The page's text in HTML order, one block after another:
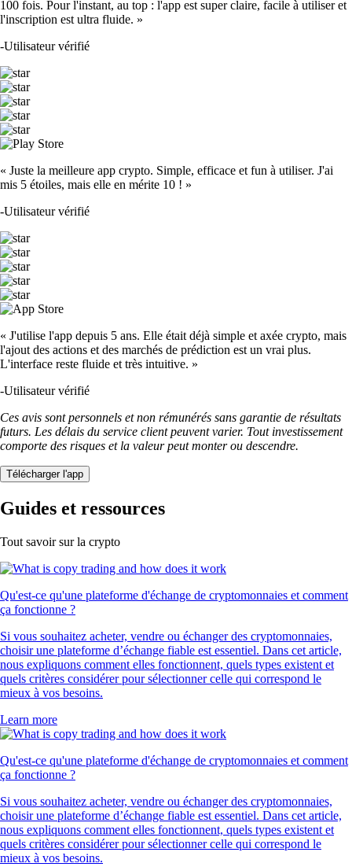
100 fois. Pour l'instant, au top : l'app est super claire, facile à utiliser et
l'inscription est ultra fluide. »
-Utilisateur vérifié
« Juste la meilleure app crypto. Simple, efficace et fun à utiliser. J'ai
mis 5 étoiles, mais elle en mérite 10 ! »
-Utilisateur vérifié
« J'utilise l'app depuis 5 ans. Elle était déjà simple et axée crypto, mais
l'ajout des actions et des marchés de prédiction est un vrai plus.
L'interface reste fluide et très intuitive. »
-Utilisateur vérifié
Ces avis sont personnels et non rémunérés sans garantie de résultats
futurs. Les délais du service client peuvent varier. Tout investissement
comporte des risques et la valeur peut monter ou descendre.
Télécharger l'app
Guides et ressources
Tout savoir sur la crypto
Qu'est-ce qu'une plateforme d'échange de cryptomonnaies et comment
ça fonctionne ?
Si vous souhaitez acheter, vendre ou échanger des cryptomonnaies,
choisir une plateforme d’échange fiable est essentiel. Dans cet article,
nous expliquons comment elles fonctionnent, quels types existent et
quels critères considérer pour sélectionner celle qui correspond le
mieux à vos besoins.
Learn more
Qu'est-ce qu'une plateforme d'échange de cryptomonnaies et comment
ça fonctionne ?
Si vous souhaitez acheter, vendre ou échanger des cryptomonnaies,
choisir une plateforme d’échange fiable est essentiel. Dans cet article,
nous expliquons comment elles fonctionnent, quels types existent et
quels critères considérer pour sélectionner celle qui correspond le
mieux à vos besoins.